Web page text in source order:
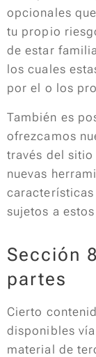
opcionales
tu propio
de estar
los cuales
por el o los
También es
ofrezcamos
través del
nuevas
sujetos a
Sección
partes
Cierto
disponibles
material de